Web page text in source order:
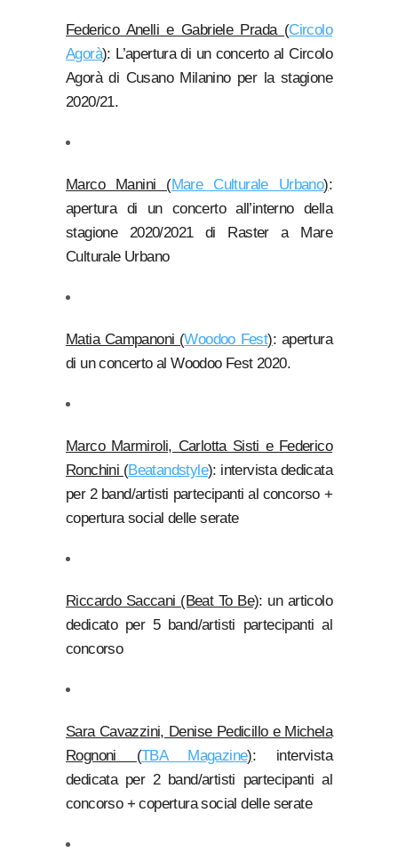
Federico Anelli e Gabriele Prada (Circolo
Agorà): L’apertura di un concerto al Circolo
Agorà di Cusano Milanino per la stagione
2020/21.
Marco Manini (Mare Culturale Urbano):
apertura di un concerto all’interno della
stagione 2020/2021 di Raster a Mare
Culturale Urbano
Matia Campanoni (Woodoo Fest): apertura
di un concerto al Woodoo Fest 2020.
Marco Marmiroli, Carlotta Sisti e Federico
Ronchini (Beatandstyle): intervista dedicata
per 2 band/artisti partecipanti al concorso +
copertura social delle serate
Riccardo Saccani (Beat To Be): un articolo
dedicato per 5 band/artisti partecipanti al
concorso
Sara Cavazzini, Denise Pedicillo e Michela
Rognoni (TBA Magazine): intervista
dedicata per 2 band/artisti partecipanti al
concorso + copertura social delle serate